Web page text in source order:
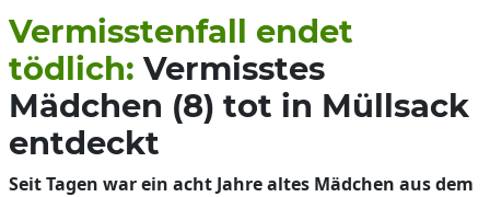
Vermisstenfall endet
tödlich: Vermisstes
Mädchen (8) tot in Müllsack
entdeckt
Seit Tagen war ein acht Jahre altes Mädchen aus dem